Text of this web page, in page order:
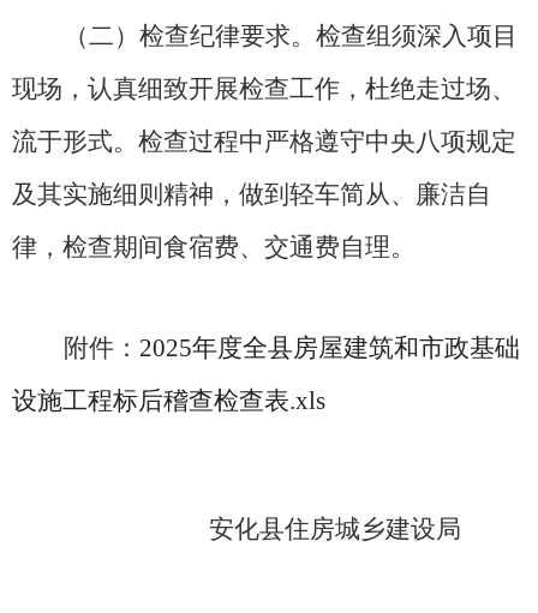
（二）检查纪律要求。 检查组须深入项目
现场，认真细致开展检查工作，杜绝走过场、
流于形式。检查过程中严格遵守中央八项规定
及其实施细则精神，做到轻车简从、廉洁自
律，检查期间食宿费、交通费自理。
附件： 2025年度全县房屋建筑和市政基础
设施工程标后稽查检查表.xls
安化县住房城乡建设局